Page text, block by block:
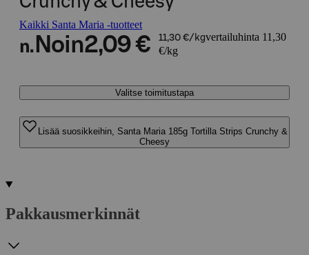
Kaikki Santa Maria -tuotteet
n. Noin2,09 € 11,30 €/kgvertailuhinta 11,30
€/kg
Valitse toimitustapa
Lisää suosikkeihin, Santa Maria 185g Tortilla Strips Crunchy &
Cheesy
Pakkausmerkinnät